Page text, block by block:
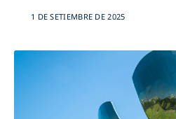
1 DE SETIEMBRE DE 2025